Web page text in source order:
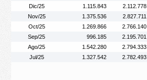
Dic/25
1.115.843 2.112.778
Nov/25
1.375.536 2.827.711
Oct/25
1.269.866 2.766.140
Sep/25
996.185 2.195.701
Ago/25
1.542.280 2.794.333
Jul/25
1.327.542 2.782.493